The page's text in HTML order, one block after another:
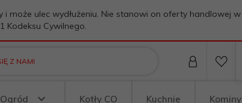
może ulec wydłużeniu. Nie stanowi on oferty handlowej w
Kodeksu Cywilnego.
Z NAMI
Ogród Kotły CO Kuchnie Kominy